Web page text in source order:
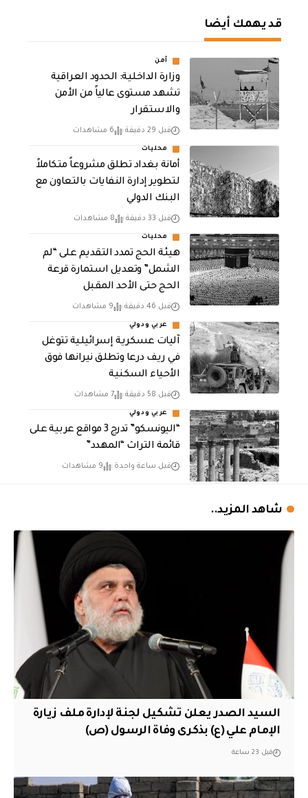
قد يهمك أيضا
أمن
وزارة الداخلية: الحدود العراقية
تشهد مستوى عالياً من الأمن
والاستقرار
قبل 29 دقيقة 6 مشاهدات
محليات
أمانة بغداد تطلق مشروعاً متكاملاً
لتطوير إدارة النفايات بالتعاون مع
البنك الدولي
قبل 33 دقيقة 8 مشاهدات
محليات
هيئة الحج تمدد التقديم على “لم
الشمل” وتعديل استمارة قرعة
الحج حتى الأحد المقبل
قبل 46 دقيقة 9 مشاهدات
عربي ودولي
آليات عسكرية إسرائيلية تتوغل
في ريف درعا وتطلق نيرانها فوق
الأحياء السكنية
قبل 58 دقيقة 7 مشاهدات
عربي ودولي
“اليونسكو” تدرج 3 مواقع عربية على
قائمة التراث “المهدد”
قبل ساعة واحدة 9 مشاهدات
شاهد المزيد..
السيد الصدر يعلن تشكيل لجنة لإدارة ملف زيارة
الإمام علي (ع) بذكرى وفاة الرسول (ص)
قبل 23 ساعة